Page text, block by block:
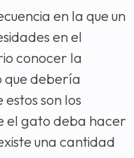
en la que un
en el
conocer la
que debería
son los
el gato deba hacer
una cantidad